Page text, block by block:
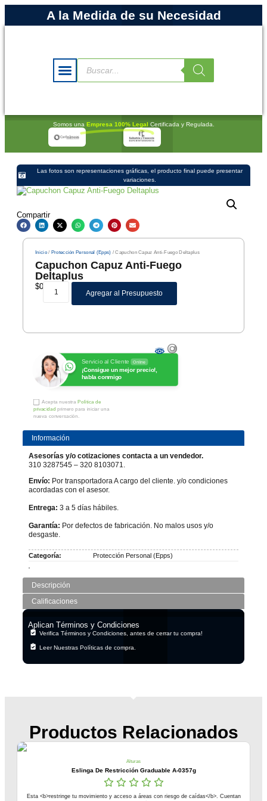
A la Medida de su Necesidad
Somos una Empresa 100% Legal Certificada y Regulada.
Las fotos son representaciones gráficas, el producto final puede presentar
variaciones.
Compartir
Inicio/ Protección Personal (Epps) / Capuchon Capuz Anti-Fuego Deltaplus
Capuchon Capuz Anti-Fuego
Deltaplus
$0
Agregar al Presupuesto
Servicio al Cliente Online
¡Consigue un mejor precio!,
habla conmigo
Acepta nuestraPolítica de
privacidad primero para iniciar una
nueva conversación.
Información
Descripción
Calificaciones
Asesorías y/o cotizaciones contacta a un vendedor.
310 3287545 – 320 8103071.
Envío: Por transportadora A cargo del cliente. y/o condiciones
acordadas con el asesor.
Entrega: 3 a 5 días hábiles.
Garantía: Por defectos de fabricación. No malos usos y/o
desgaste.
Categoría: Protección Personal (Epps)
Aplican Términos y Condiciones
Verifica Términos y Condiciones, antes de cerrar tu compra!
Leer Nuestras Políticas de compra.
Productos Relacionados
Alturas
Eslinga De Restricción Graduable A-0357g
Esta <b>restringe tu movimiento y acceso a áreas con riesgo de caídas</b>. Cuentan